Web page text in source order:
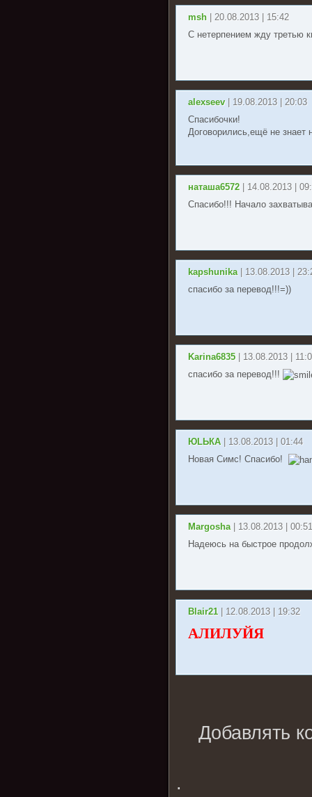
msh | 20.08.2013 | 15:42
С нетерпением жду третью
alexseev | 19.08.2013 | 20:03
Спасибочки!
Договорились,ещё не знает
наташа6572 | 14.08.2013 |
Спасибо!!! Начало
kapshunika | 13.08.2013 |
спасибо за перевод!!!=))
Karina6835 | 13.08.2013 |
спасибо за перевод!!!
ЮLЬКА | 13.08.2013 | 01:44
Новая Симс! Спасибо!
Margosha | 13.08.2013 |
Надеюсь на быстрое
Blair21 | 12.08.2013 | 19:32
АЛИЛУЙЯ
Добавлять
.